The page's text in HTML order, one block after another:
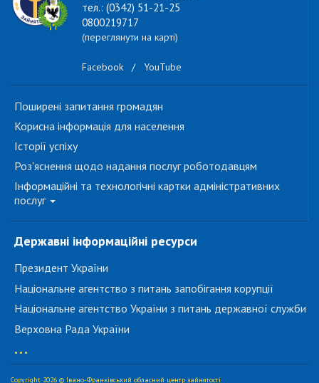
тел.: (0342) 51-21-25
0800219717
(переглянути на карті)
Facebook / YouTube
Поширені запитання громадян
Корисна інформація для населення
Історії успіху
Роз'яснення щодо надання послуг роботодавцям
Інформаційні та технологічні картки адміністративних
послуг
Державні інформаційні ресурси
Президент України
Національне агентство з питань запобігання корупції
Національне агентство України з питань державної служби
Верховна Рада України
...
Copyright 2026 © Івано-Франківський обласний центр зайнятості